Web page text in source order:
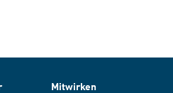
Mitwirken